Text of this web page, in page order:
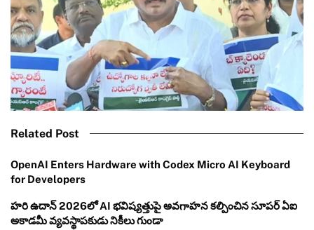
Related Post
OpenAI Enters Hardware with Codex Micro AI Keyboard
for Developers
హరి ఉదాన్ 2026లో AI భవిష్యత్తుపై అవగాహన కల్పించిన సూపర్ ఏఐ
అకాడమీ వ్యవస్థాపకుడు నికీలు గుండా